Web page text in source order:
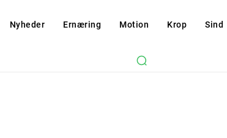
Nyheder Ernæring Motion Krop Sind